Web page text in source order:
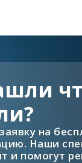
на
Наши
и помогут